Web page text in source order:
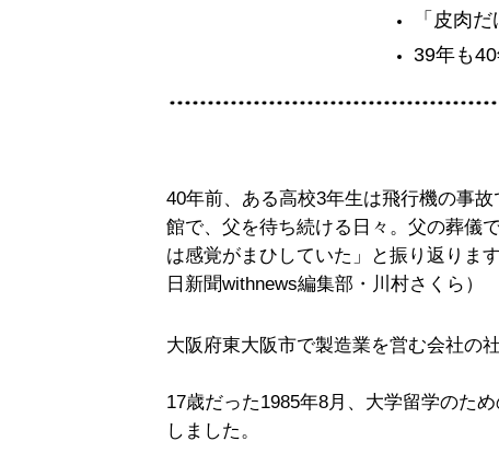
「皮肉だ
39年も
40年前、ある高校3年生は飛行機の事
館で、父を待ち続ける日々。父の葬儀
は感覚がまひしていた」と振り返りま
日新聞withnews編集部・川村さくら）
大阪府東大阪市で製造業を営む会社の
17歳だった1985年8月、大学留学のた
しました。